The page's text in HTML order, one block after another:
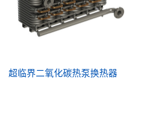
超临界二氧化碳热泵换热器